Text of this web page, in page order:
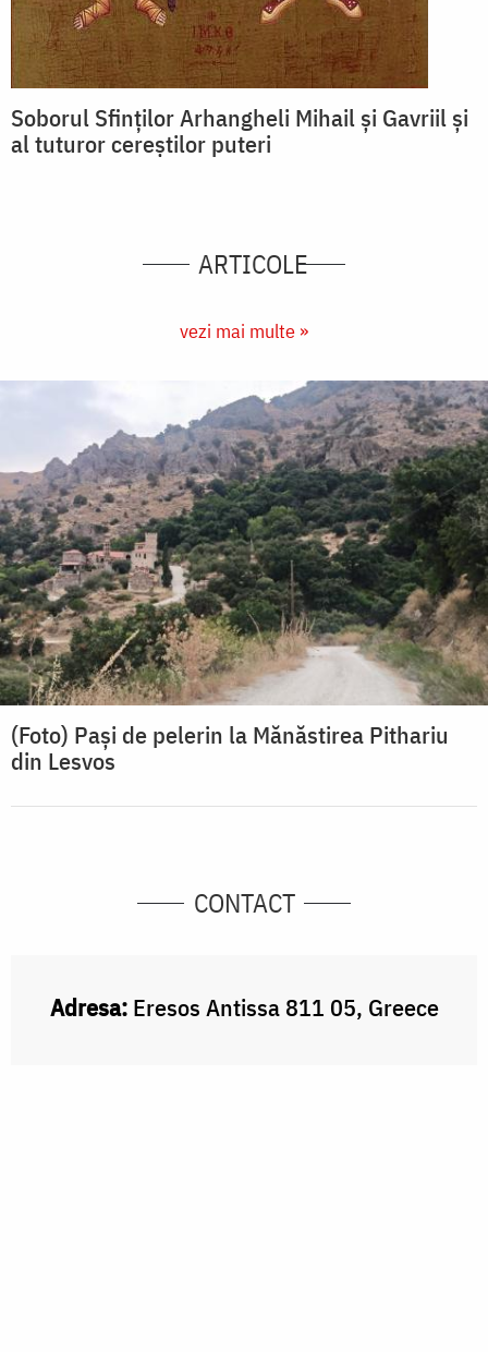
Soborul Sfinților Arhangheli Mihail și Gavriil și
al tuturor cereștilor puteri
ARTICOLE
vezi mai multe »
(Foto) Pași de pelerin la Mănăstirea Pithariu
din Lesvos
CONTACT
Adresa:Eresos Antissa 811 05, Greece